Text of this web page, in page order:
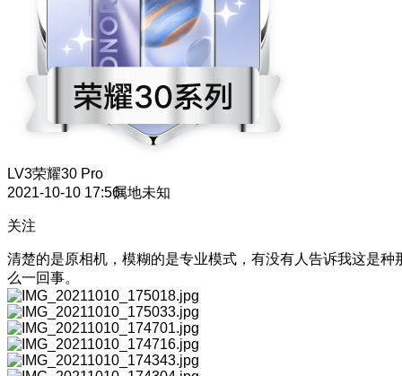
LV3荣耀30 Pro
2021-10-10 17:56属地未知
关注
清楚的是原相机，模糊的是专业模式，有没有人告诉我这是种
么一回事。